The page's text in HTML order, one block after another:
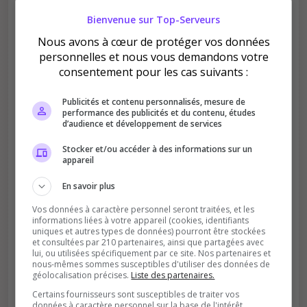
Améliore le classement
Votre vote aide le serveur à monter dans le
classement
Soutient la communauté
Plus de visibilité = plus de joueurs
Bienvenue sur Top-Serveurs
Nous avons à cœur de protéger vos données
personnelles et nous vous demandons votre
consentement pour les cas suivants :
Publicités et contenu personnalisés, mesure de
performance des publicités et du contenu, études
d’audience et développement de services
Stocker et/ou accéder à des informations sur un
appareil
En savoir plus
Vos données à caractère personnel seront traitées, et les
informations liées à votre appareil (cookies, identifiants
uniques et autres types de données) pourront être stockées
et consultées par 210 partenaires, ainsi que partagées avec
lui, ou utilisées spécifiquement par ce site. Nos partenaires et
nous-mêmes sommes susceptibles d'utiliser des données de
géolocalisation précises. Liste des partenaires.
Certains fournisseurs sont susceptibles de traiter vos